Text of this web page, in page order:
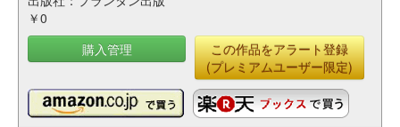
￥0
購入管理
この作品をアラート登録
(プレミアムユーザー限定)